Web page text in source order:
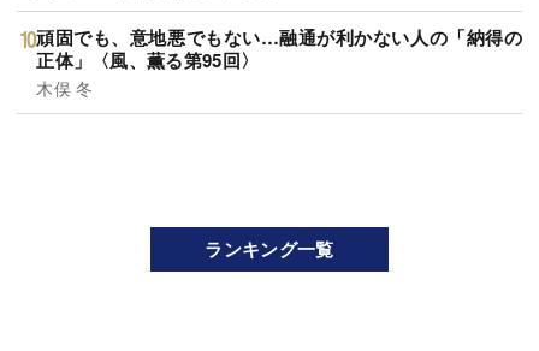
頑固でも、意地悪でもない…融通が利かない人の「納得の
正体」〈風、薫る第95回〉
木俣 冬
ランキング一覧